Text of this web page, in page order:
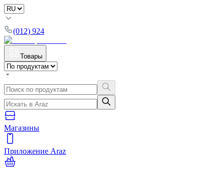
(012) 924
Товары
Магазины
Приложение Araz